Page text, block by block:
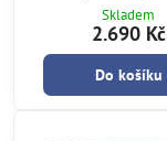
Skladem
2.690 Kč
Do košíku